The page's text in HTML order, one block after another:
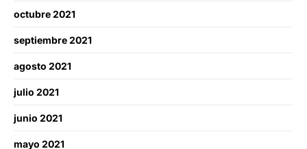
octubre 2021
septiembre 2021
agosto 2021
julio 2021
junio 2021
mayo 2021